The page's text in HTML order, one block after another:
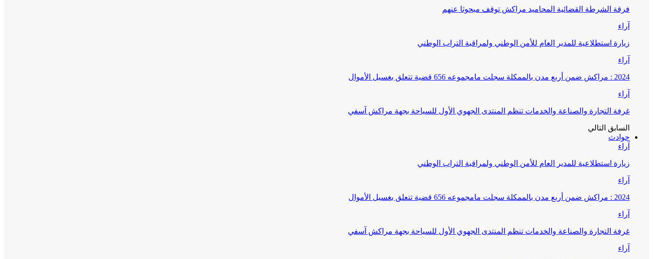
فرقة الشرطة القضائية المحاميد مراكش توقف مبحوثا عنهم
آراء
زيارة استطلاعية للمدير العام للأمن الوطني ولمراقبة التراب الوطني
آراء
2024 : مراكش ضمن أربع مدن بالممكلة سجلت مامجموعه 656 قضية تتعلق بغسيل الأموال
آراء
غرفة التجارة والصناعة والخدمات تنظم المنتدى الجهوي الأول للسياحة بجهة مراكش آسفي
السابق التالي
حوادث
آراء
زيارة استطلاعية للمدير العام للأمن الوطني ولمراقبة التراب الوطني
آراء
2024 : مراكش ضمن أربع مدن بالممكلة سجلت مامجموعه 656 قضية تتعلق بغسيل الأموال
آراء
غرفة التجارة والصناعة والخدمات تنظم المنتدى الجهوي الأول للسياحة بجهة مراكش آسفي
آراء